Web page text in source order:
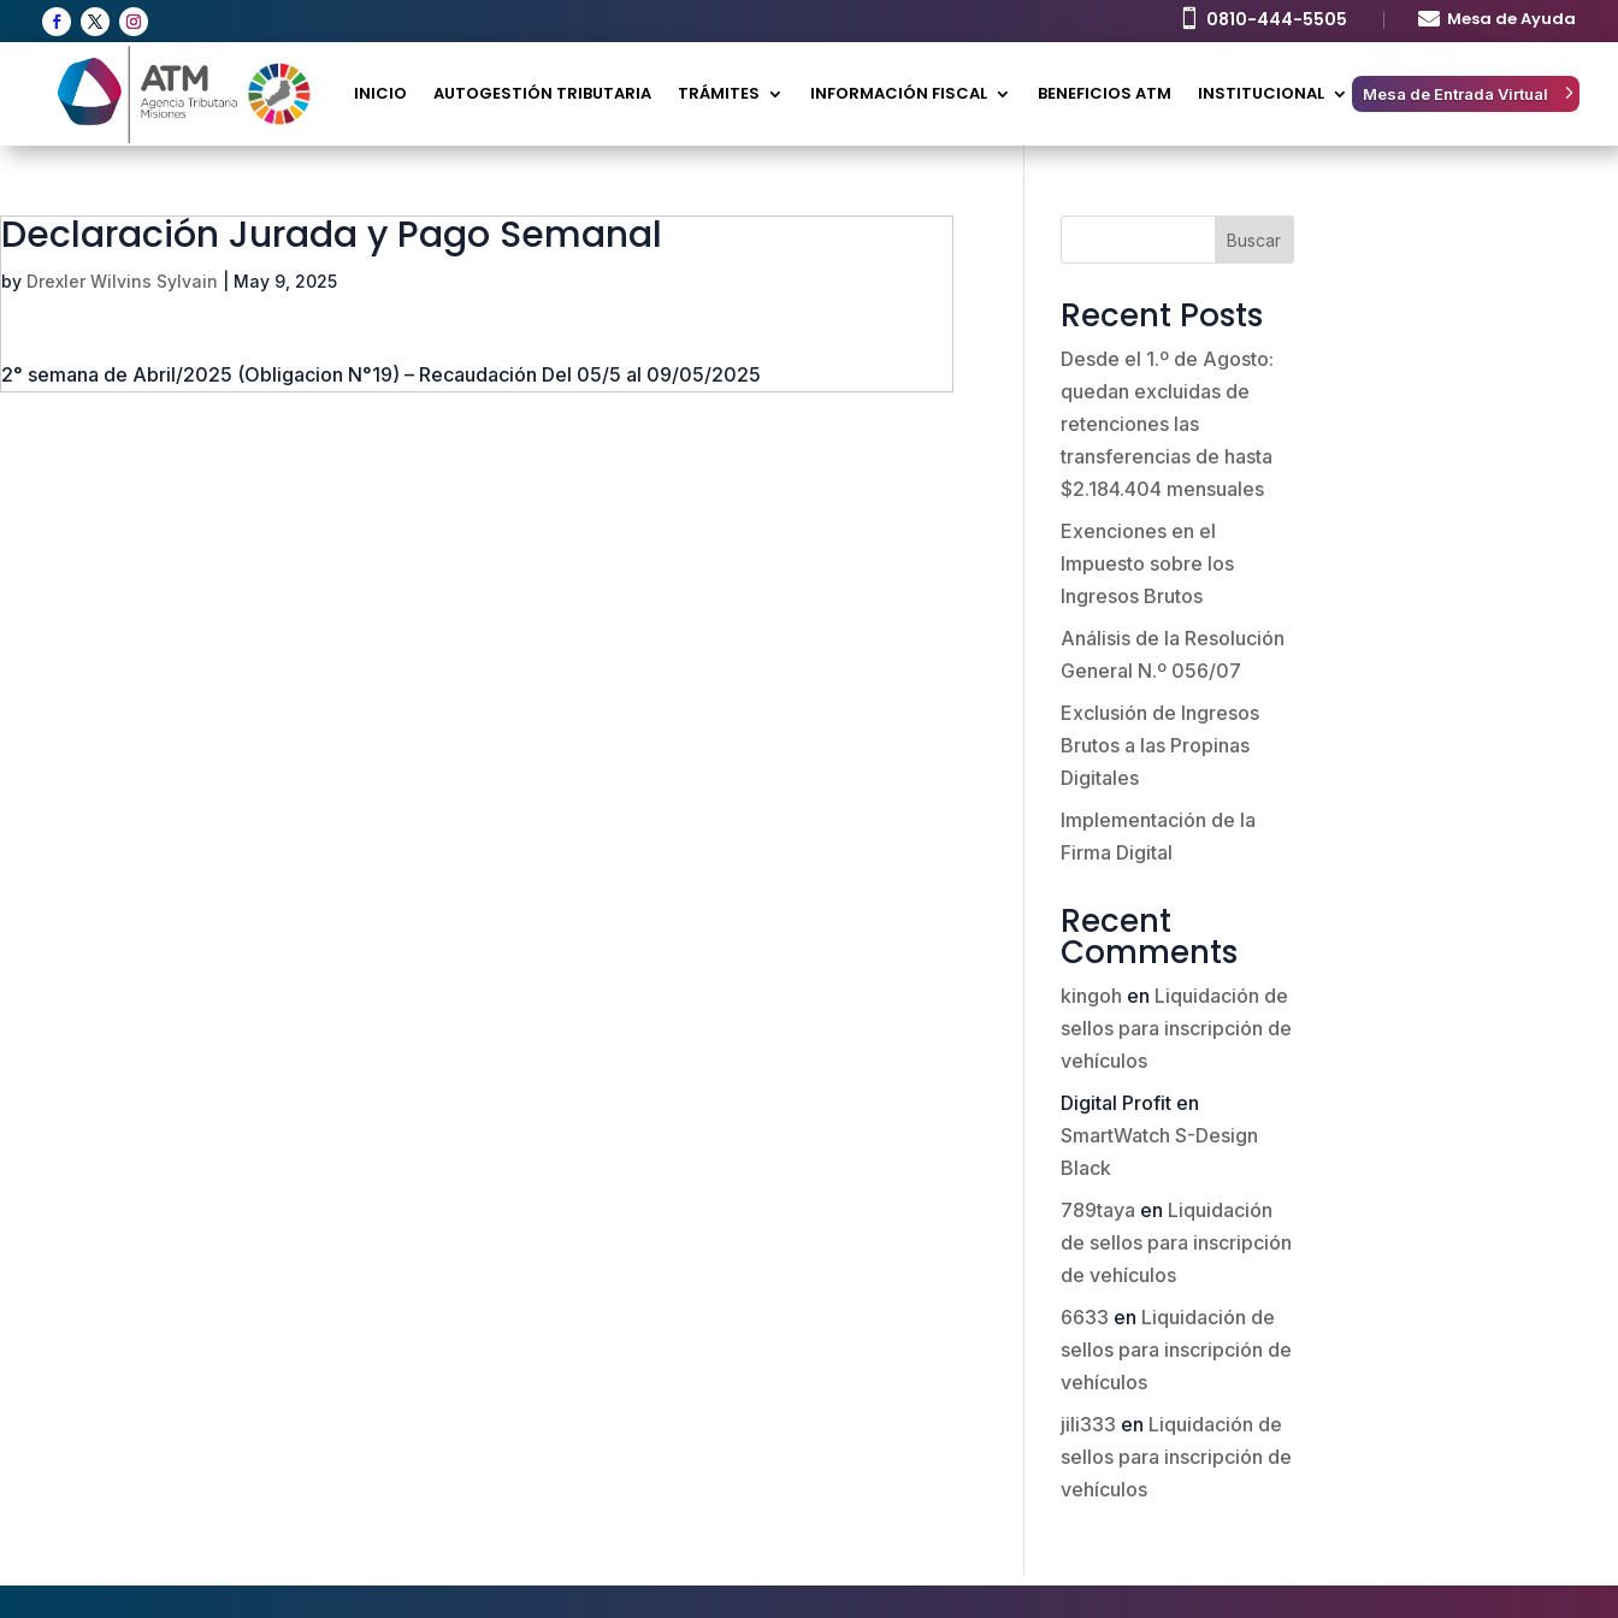
 0810-444-5505  Mesa de Ayuda
INICIO AUTOGESTIÓN TRIBUTARIA TRÁMITES INFORMACIÓN FISCAL BENEFICIOS ATM INSTITUCIONAL Mesa de Entrada Virtual
Declaración Jurada y Pago Semanal
by Drexler Wilvins Sylvain May 9, 2025
2° semana de Abril/2025 (Obligacion N°19) – Recaudación Del 05/5 al 09/05/2025
Buscar
Recent Posts
Desde el 1.º de Agosto:
quedan excluidas de
retenciones las
transferencias de hasta
$2.184.404 mensuales
Exenciones en el
Impuesto sobre los
Ingresos Brutos
Análisis de la Resolución
General N.º 056/07
Exclusión de Ingresos
Brutos a las Propinas
Digitales
Implementación de la
Firma Digital
Recent
Comments
kingoh en Liquidación de
sellos para inscripción de
vehículos
Digital Profiten
SmartWatch S-Design
Black
789taya en Liquidación
de sellos para inscripción
de vehículos
6633 en Liquidación de
sellos para inscripción de
vehículos
jili333 en Liquidación de
sellos para inscripción de
vehículos